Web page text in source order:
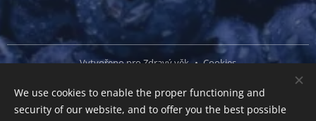
Vytvořeno pro Zdravý věk Cookies
Languages
Čeština
English
We use cookies to enable the proper functioning and
security of our website, and to offer you the best possible